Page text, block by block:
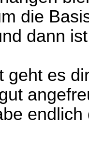
die
dann
geht es